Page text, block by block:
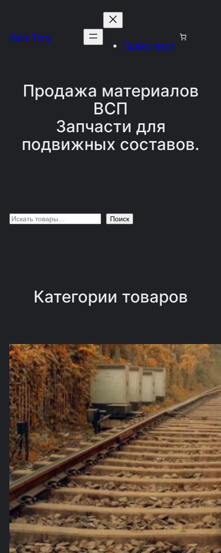
содержимому
Rails Torg
Прайс-лист
Продажа материалов
ВСП
Запчасти для
подвижных составов.
П
Поиск
Категории товаров